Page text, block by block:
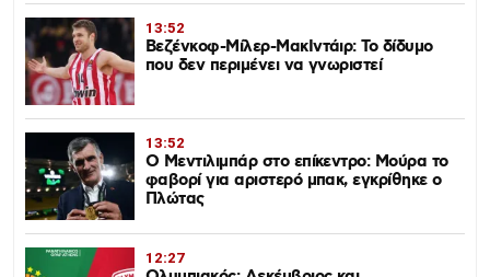
13:52
Βεζένκοφ-Μίλερ-ΜακΙντάιρ: Το δίδυμο
που δεν περιμένει να γνωριστεί
13:52
Ο Μεντιλιμπάρ στο επίκεντρο: Μούρα το
φαβορί για αριστερό μπακ, εγκρίθηκε ο
Πλώτας
12:27